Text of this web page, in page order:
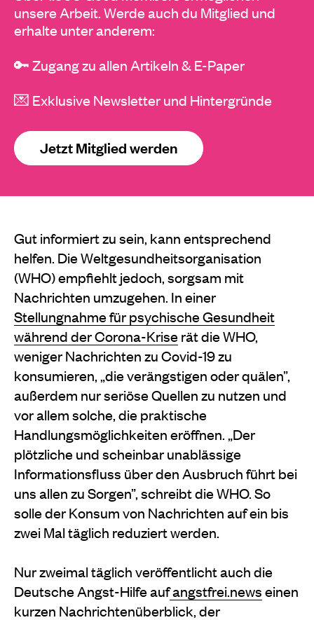
unsere Arbeit. Werde auch du Mitglied und
erhalte unter anderem:
🔑 Zugang zu allen Artikeln & E-Paper
💌 Exklusive Newsletter und Hintergründe
Jetzt Mitglied werden
Gut informiert zu sein, kann entsprechend
helfen. Die Weltgesundheitsorganisation
(WHO) empfiehlt jedoch, sorgsam mit
Nachrichten umzugehen. In einer
Stellungnahme für psychische Gesundheit
während der Corona-Kriserät die WHO,
weniger Nachrichten zu Covid-19 zu
konsumieren, „die verängstigen oder quälen”,
außerdem nur seriöse Quellen zu nutzen und
vor allem solche, die praktische
Handlungsmöglichkeiten eröffnen. „Der
plötzliche und scheinbar unablässige
Informationsfluss über den Ausbruch führt bei
uns allen zu Sorgen”, schreibt die WHO. So
solle der Konsum von Nachrichten auf ein bis
zwei Mal täglich reduziert werden.
Nur zweimal täglich veröffentlicht auch die
Deutsche Angst-Hilfe aufangstfrei.newseinen
kurzen Nachrichtenüberblick, der